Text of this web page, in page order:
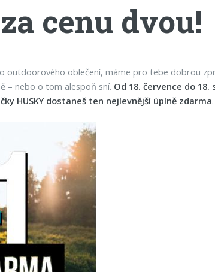
cenu dvou!
oblečení, máme pro tebe dobrou
– nebo o tom alespoň sní. Od 18. července do 18.
HUSKY dostaneš ten nejlevnější úplně zdarma